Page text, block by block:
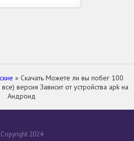
» Скачать Можете ли вы побег 100
версия Зависит от устройства apk на
Андроид
Copyright 2024